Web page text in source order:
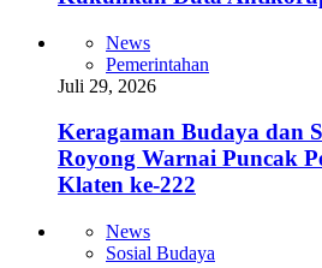
News
Pemerintahan
Juli 29, 2026
Keragaman Budaya dan
Royong Warnai Puncak
Klaten ke-222
News
Sosial Budaya